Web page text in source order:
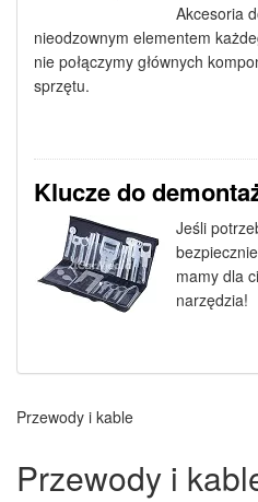
Akcesoria
nieodzownym elementem
nie połączymy głównych
sprzętu.
Klucze do
Jeśli
mamy dla
narzędzia!
Przewody i kable
Przewody i